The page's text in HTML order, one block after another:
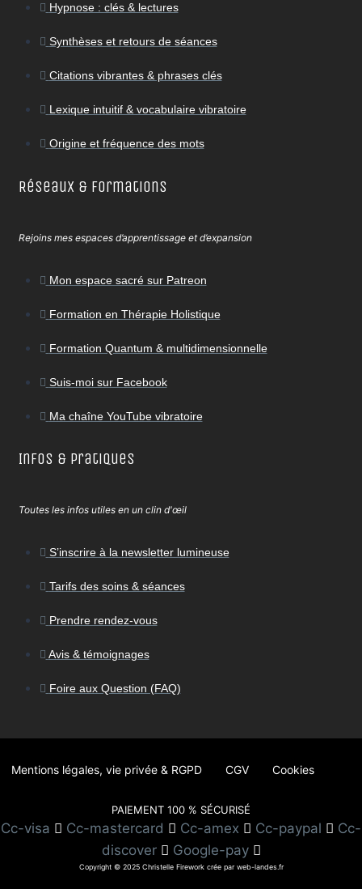
Hypnose : clés & lectures
Synthèses et retours de séances
Citations vibrantes & phrases clés
Lexique intuitif & vocabulaire vibratoire
Origine et fréquence des mots
Réseaux & Formations
Rejoins mes espaces d’apprentissage et d’expansion
Mon espace sacré sur Patreon
Formation en Thérapie Holistique
Formation Quantum & multidimensionnelle
Suis-moi sur Facebook
Ma chaîne YouTube vibratoire
Infos & Pratiques
Toutes les infos utiles en un clin d'œil
S’inscrire à la newsletter lumineuse
Tarifs des soins & séances
Prendre rendez-vous
Avis & témoignages
Foire aux Question (FAQ)
Mentions légales, vie privée & RGPD CGV Cookies
PAIEMENT 100 % SÉCURISÉ
Cc-visa Cc-mastercard Cc-amex Cc-paypal
Cc-
discover
Google-pay
Copyright © 2025 Christelle Firework crée par web-landes.fr